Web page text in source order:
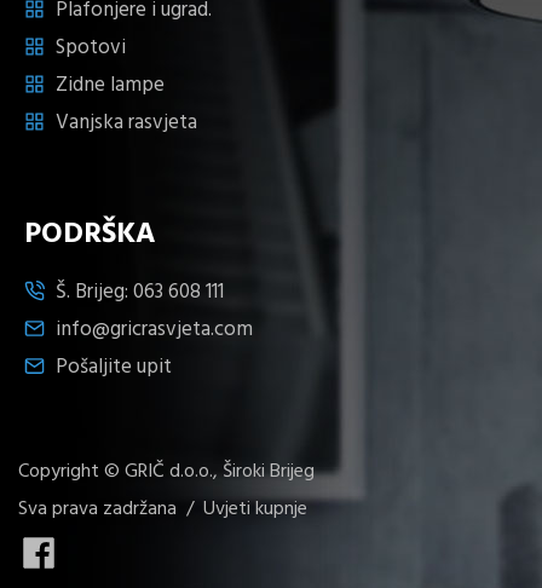
Plafonjere i ugrad.
Spotovi
Zidne lampe
Vanjska rasvjeta
PODRŠKA
Š. Brijeg:063 608 111
info@gricrasvjeta.com
Pošaljite upit
Copyright © GRIČ d.o.o., Široki Brijeg
Sva prava zadržana / Uvjeti kupnje